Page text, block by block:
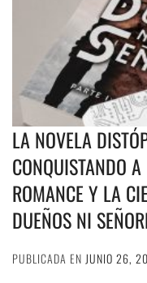
LA NOVELA
CONQUISTANDO
ROMANCE Y LA
DUEÑOS NI
PUBLICADA EN JUNIO 26,